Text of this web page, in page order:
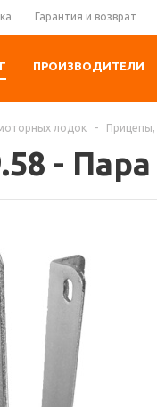
Гарантия и возврат
ПРОИЗВОДИТЕЛИ
лодок - Прицепы,
-